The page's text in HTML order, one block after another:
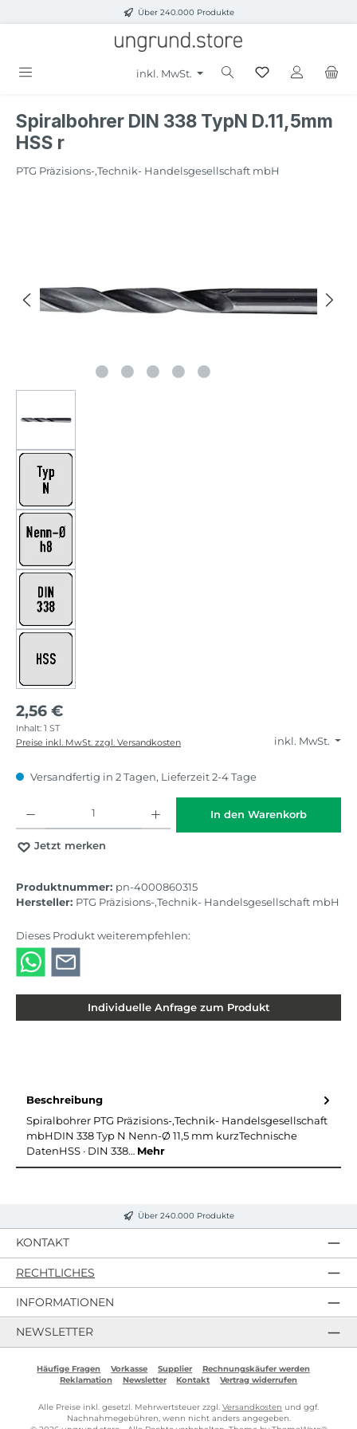
Zum Hauptinhalt springenÜber 240.000 Produkte
inkl. MwSt.
Spiralbohrer DIN 338 TypN D.11,5mm
HSS r
PTG Präzisions-,Technik- Handelsgesellschaft mbH
2,56 €
Inhalt: 1 ST
inkl. MwSt.
Preise inkl. MwSt. zzgl. Versandkosten
Versandfertig in 2 Tagen, Lieferzeit 2-4 Tage
In den Warenkorb
Jetzt merken
Produktnummer: pn-4000860315
Hersteller: PTG Präzisions-,Technik- Handelsgesellschaft mbH
Dieses Produkt weiterempfehlen:
Individuelle Anfrage zum Produkt
Beschreibung
Spiralbohrer PTG Präzisions-,Technik- Handelsgesellschaft
mbHDIN 338 Typ N Nenn-Ø 11,5 mm kurzTechnische
DatenHSS · DIN 338… Mehr
Über 240.000 Produkte
KONTAKT
RECHTLICHES
INFORMATIONEN
NEWSLETTER
Häufige Fragen Vorkasse Supplier
Rechnungskäufer werden
Reklamation
Newsletter Kontakt Vertrag widerrufen
Alle Preise inkl. gesetzl. Mehrwertsteuer zzgl. Versandkosten und ggf.
Nachnahmegebühren, wenn nicht anders angegeben.